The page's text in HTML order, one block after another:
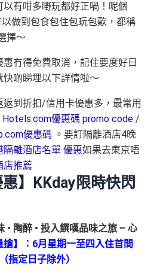
有咁多嘢玩都好正喎！呢個
做到包食包住包玩包歎，都稱
擇～
冇得免費取消，記住要度好日
啲睇埋以下詳情啦～
到折扣/信用卡優惠多，最常用
Hotels.com優惠碼 promo code /
優惠碼 。要訂隔離酒店4晚
隔離酒店名單 優惠如果去東京唔
店推薦
惠】KKday限時快閃
• 陶醉 • 投入饌嘆品味之旅 – 心
搶】：6月星期一至四入住首間
指定日子除外）